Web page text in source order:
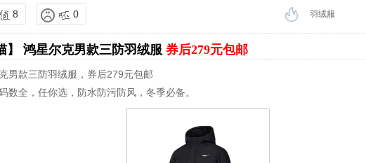
8 0 羽绒服
】 鸿星尔克男款三防羽绒服 券后279元包邮
男款三防羽绒服，券后279元包邮
数全，任你选，防水防污防风，冬季必备。